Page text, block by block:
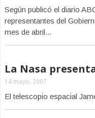
Según publicó el diario
representantes del
mes de abril...
La Nasa
14 mayo, 2007
El telescopio espacial